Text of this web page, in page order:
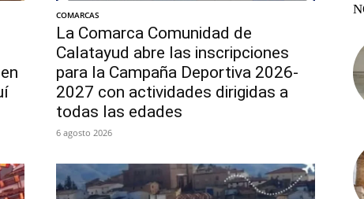
COMARCAS
La Comarca Comunidad de
Calatayud abre las inscripciones
para la Campaña Deportiva 2026-
2027 con actividades dirigidas a
todas las edades
6 agosto 2026